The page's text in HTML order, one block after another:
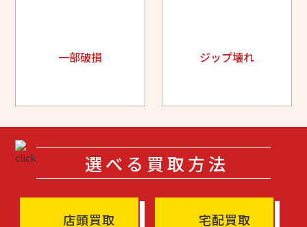
一部破損 ジップ壊れ
選べる買取方法
店頭買取 宅配買取